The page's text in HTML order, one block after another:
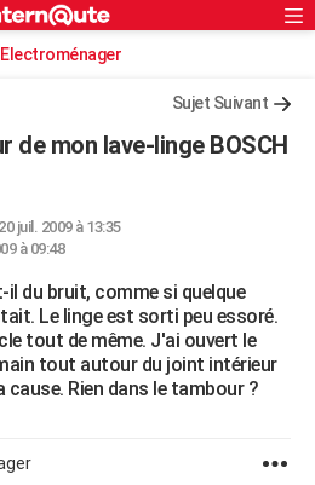
S'inscrire
Electroménager
Sujet Suivant
de mon lave-linge BOSCH
juil. 2009 à 13:35
à 09:48
du bruit, comme si quelque
Le linge est sorti peu essoré.
tout de même. J'ai ouvert le
tout autour du joint intérieur
Rien dans le tambour ?